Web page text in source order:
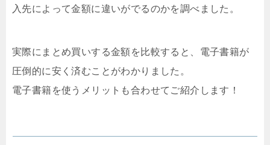
入先によって金額に違いがでるのかを調べました。
実際にまとめ買いする金額を比較すると、電子書籍が
圧倒的に安く済むことがわかりました。
電子書籍を使うメリットも合わせてご紹介します！